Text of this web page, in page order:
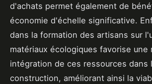
d'achats permet également de
économie d'échelle significative.
dans la formation des artisans sur
matériaux écologiques favorise une
intégration de ces ressources dans
construction, améliorant ainsi la